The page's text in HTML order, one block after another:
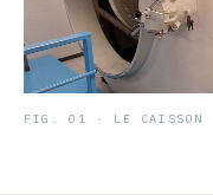
FIG. 01 · LE CAISSON